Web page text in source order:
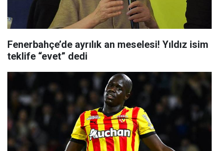
Fenerbahçe’de ayrılık an meselesi! Yıldız isim
teklife “evet” dedi